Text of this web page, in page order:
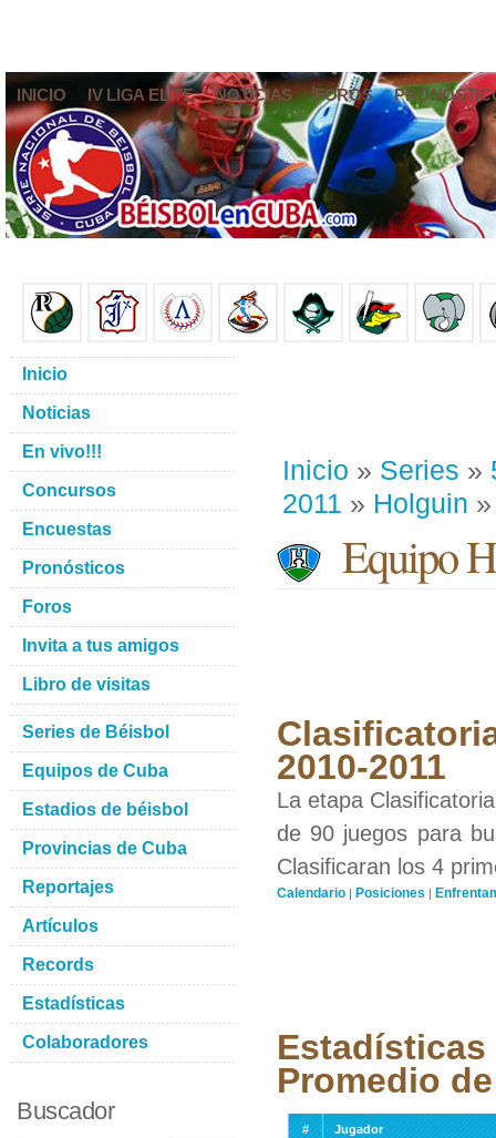
INICIO IV LIGA ELITE NOTICIAS FOROS
Inicio » Series »
2011 » Holguin
Equipo
2010-2011
La etapa
de 90 juegos para
Clasificaran los 4
Calendario | Posiciones |
Promedio
#
Jugador
Inicio
Noticias
En vivo!!!
Concursos
Encuestas
Pronósticos
Foros
Invita a tus amigos
Libro de visitas
Series de Béisbol
Equipos de Cuba
Estadios de béisbol
Provincias de Cuba
Reportajes
Artículos
Records
Estadísticas
Colaboradores
Buscador